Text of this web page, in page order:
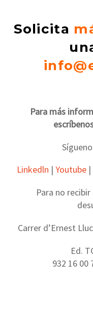
Solicita
Para más
Linkedln | Youtube |
Para no
Carrer d’Ernest
Ed.
932 16